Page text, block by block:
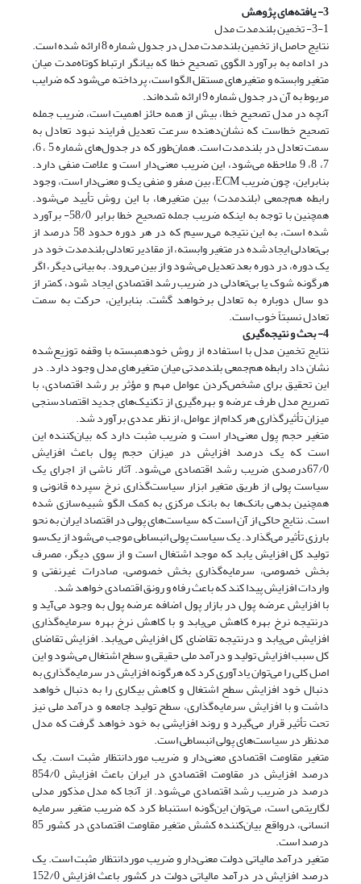
3- یافته‌های پژوهش
3-1- تخمین بلندمدت مدل
نتایج حاصل از تخمین بلند‌مدت مدل در جدول شماره 8 ارائه شده است.
در ادامه به برآورد الگوی تصحیح خطا که بیانگر ارتباط کوتاه‌مدت میان
متغیر وابسته و متغیرهای مستقل الگو است، پرداخته می‌شود که ضرایب
مربوط به آن در جدول شماره 9 ارائه شده‌اند.
آنچه در مدل تصحیح خطا، بیش از همه حائز اهمیت است، ضریب جمله
تصحیح خطاست که نشان‌دهنده سرعت تعدیل فرایند نبود تعادل به
سمت تعادل در بلندمدت است. همان‌طور که در جدول‌های شماره 5 ، 6،
7، 8، 9 ملاحظه می‌شود، این ضریب معنی‌دار است و علامت منفی دارد.
بنابراین، چون ضریب ECM، بین صفر و منفی یک و معنی‌دار است، وجود
رابطه هم‌جمعی (بلندمدت) بین متغیرها، با این روش تأیید می‌شود.
همچنین با توجه به اینکه ضریب جمله تصحیح خطا برابر 58/0- برآورد
شده است، به این نتیجه می‌رسیم که در هر دوره حدود 58 درصد از
بی‌تعادلی ایجاد‌شده در متغیر وابسته، از مقادیر تعادلی بلندمدت خود در
یک دوره، در دوره بعد تعدیل می‌شود و از بین می‌رود. به بیانی دیگر، اگر
هرگونه شوک یا بی‌تعادلی در ضریب رشد اقتصادی ایجاد شود، کمتر از
دو سال دوباره به تعادل برخواهد گشت. بنابراین، حرکت به سمت
تعادل نسبتاً خوب است.
4- بحث و نتیجه‌گیری
نتایج تخمین مدل با استفاده از روش خود‌همبسته با وقفه توزیع‌شده
نشان داد رابطه هم‌جمعی بلندمدتی میان متغیر‌های مدل وجود دارد. در
این تحقیق برای مشخص‌کردن عوامل مهم و مؤثر بر رشد اقتصادی، با
تصریح مدل طرف عرضه و بهره‌گیری از تکنیک‌های جدید اقتصاد‌سنجی
میزان تأثیرگذاری هر کدام از عوامل، از نظر عددی برآورد شد.
متغیر حجم پول معنی‌دار است و ضریب مثبت دارد که بیان‌کننده این
است که یک درصد افزایش در میزان حجم پول باعث افزایش
67/0‌درصدی ضریب رشد اقتصادی می‌شود. آثار ناشی از اجرای یک
سیاست پولی از طریق متغیر ابزار سیاست‌گذاری نرخ سپرده قانونی و
همچنین بدهی بانک‌ها به بانک مرکزی به کمک الگو شبیه‌سازی شده
است. نتایج حاکی از آن است که سیاست‌های پولی در اقتصاد ایران به نحو
بارزی تأثیر می‌گذارد. یک سیاست پولی انبساطی موجب می‌شود از یک‌سو
تولید کل افزایش یابد که موجد اشتغال است و از سوی دیگر، مصرف
بخش خصوصی، سرمایه‌گذاری بخش خصوصی، صادرات غیرنفتی و
واردات افزایش پیدا کند که باعث رفاه و رونق اقتصادی خواهد شد.
با افزایش عرضه پول در بازار پول اضافه عرضه پول به وجود می‌آید و
درنتیجه نرخ بهره کاهش می‌یابد و با کاهش نرخ بهره سرمایه‌گذاری
افزایش می‌یابد و درنتیجه تقاضای کل افزایش می‌یابد. افزایش تقاضای
کل سبب افزایش تولید و درآمد ملی حقیقی و سطح اشتغال می‌شود و این
اصل کلی را می‌توان یادآوری کرد که هرگونه افزایش در سرمایه‌گذاری به
دنبال خود افزایش سطح اشتغال و کاهش بیکاری را به دنبال خواهد
داشت و با افزایش سرمایه‌گذاری، سطح تولید جامعه و درآمد ملی نیز
تحت تأثیر قرار می‌گیرد و روند افزایشی به خود خواهد گرفت که مدل
مد‌نظر در سیاست‌های پولی انبساطی است.
متغیر مقاومت اقتصادی معنی‌دار و ضریب مورد‌انتظار مثبت است. یک
درصد افزایش در مقاومت اقتصادی در ایران باعث افزایش 854/0
درصد در ضریب رشد اقتصادی می‌شود. از آنجا که مدل مذکور مدلی
لگاریتمی است، می‌توان این‌گونه استنباط کرد که ضریب متغیر سرمایه
انسانی، درواقع بیان‌کننده کشش متغیر مقاومت اقتصادی در کشور 85
درصد است.
متغیر درآمد مالیاتی دولت معنی‌دار و ضریب مورد‌انتظار مثبت است. یک
درصد افزایش در درآمد مالیاتی دولت در کشور باعث افزایش 152/0